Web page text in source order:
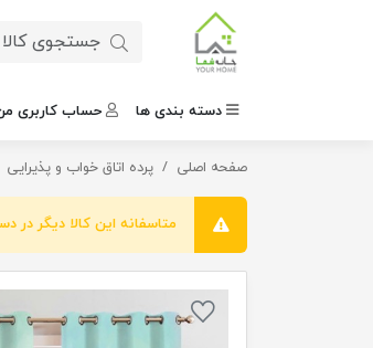
دسته بندی ها حساب کاربری
صفحه اصلی پرده اتاق خواب و پذیراییپرده اتاق کودک Habbit
متاسفانه این کالا دیگر در